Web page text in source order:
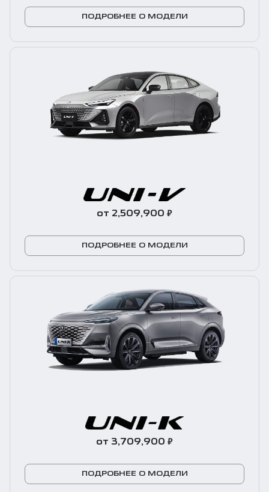
ПОДРОБНЕЕ О МОДЕЛИ
от 2,509,900 ₽
ПОДРОБНЕЕ О МОДЕЛИ
от 3,709,900 ₽
ПОДРОБНЕЕ О МОДЕЛИ